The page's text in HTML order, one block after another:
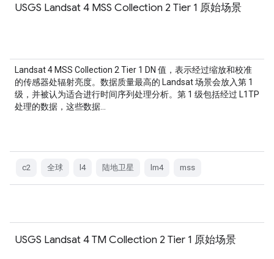
USGS Landsat 4 MSS Collection 2 Tier 1 原始场景
Landsat 4 MSS Collection 2 Tier 1 DN 值，表示经过缩放和校准
的传感器处辐射亮度。数据质量最高的 Landsat 场景会放入第 1
级，并被认为适合进行时间序列处理分析。第 1 级包括经过 L1TP
处理的数据，这些数据…
c2 全球 l4 陆地卫星 lm4 mss
USGS Landsat 4 TM Collection 2 Tier 1 原始场景